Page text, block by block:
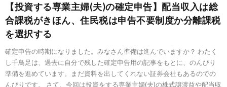
【投資する専業主婦(夫)の確定申告】配当収入は総
合課税がきほん、住民税は申告不要制度か分離課税
を選択する
確定申告の時期になりました。みなさん準備は進んでいますか？ わたく
し千鳥足は、過去に自分で残した確定申告用の記事をもとに、のんびり
準備を進めています。まだ資料を出してくれない証券会社もあるのでの
んびりです。 さて、今回は投資をする専業主婦(夫)の株式譲渡益や配当収